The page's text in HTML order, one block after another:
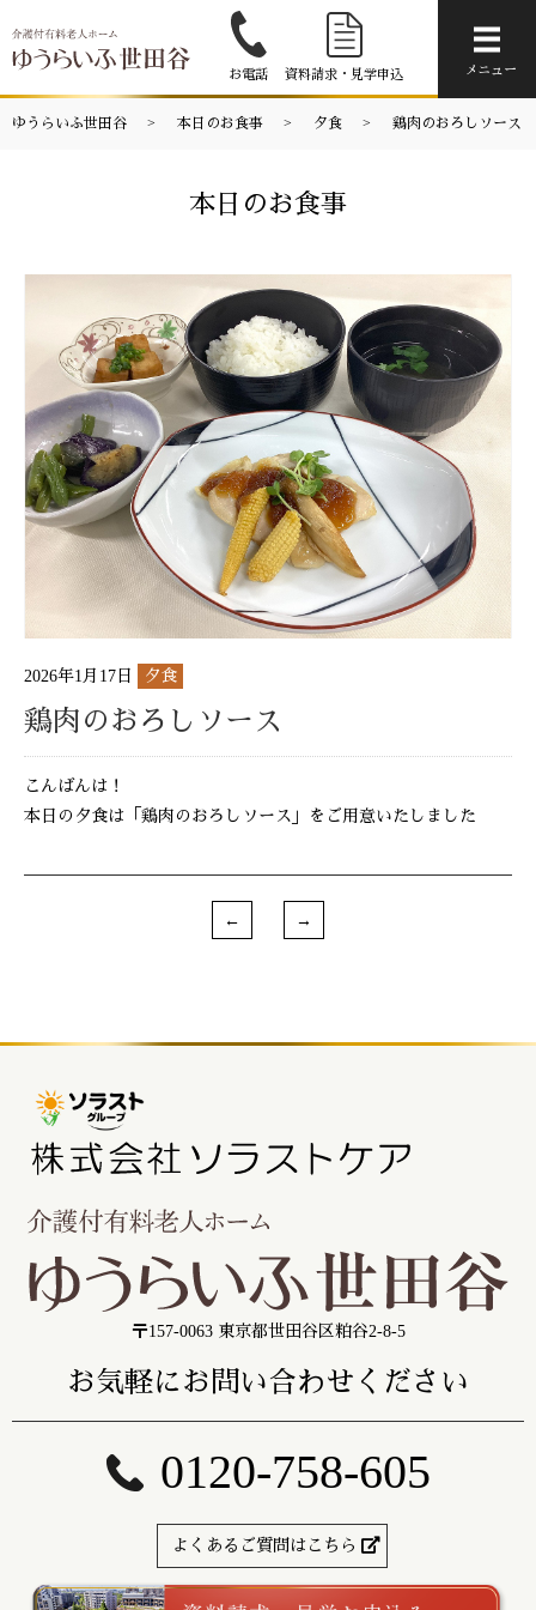
お電話 資料請求・見学申込 メニュー
ゆうらいふ世田谷 本日のお食事 夕食 鶏肉のおろしソース
本日のお食事
2026年1月17日 夕食
鶏肉のおろしソース
こんばんは！
本日の夕食は「鶏肉のおろしソース」をご用意いたしました
〒157-0063 東京都世田谷区粕谷2-8-5
お気軽にお問い合わせください
0120-758-605
よくあるご質問はこちら